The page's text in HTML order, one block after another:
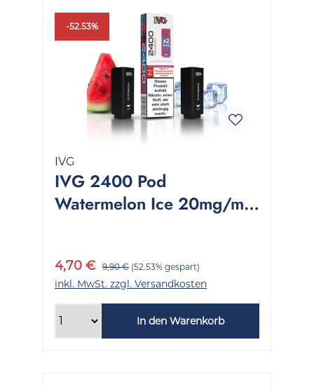
-52.53%
IVG
IVG 2400 Pod
Watermelon Ice 20mg/ml
4,70 € 9,90 € (52.53% gespart)
inkl. MwSt. zzgl. Versandkosten
In den Warenkorb